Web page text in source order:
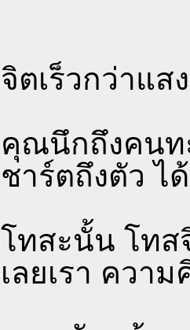
จิตเร็วกว่าแส
คุณนึกถึงคนท
ชาร์ตถึงตัว ไ
โทสะนั้น โทส
เลยเรา ควา